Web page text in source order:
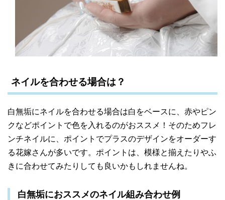
ネイルを合わせる場合は？
白無垢にネイルを合わせる場合は白をベースに、赤やピン
クなどポイントで色を入れるのがおススメ！そのためフレ
ンチネイルに、ポイントでプラスのデザインをオーダーす
る花嫁さんが多いです。ポイントは、模様と揃えたりやふ
きに合わせてみたりしても良いかもしれませんね。
白無垢におススメのネイル組み合わせ例